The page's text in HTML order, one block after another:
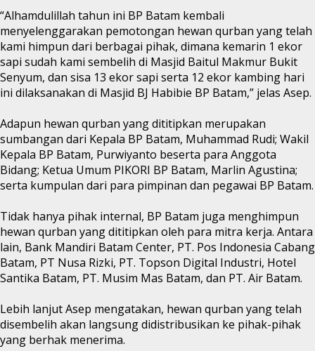
“Alhamdulillah tahun ini BP Batam kembali
menyelenggarakan pemotongan hewan qurban yang telah
kami himpun dari berbagai pihak, dimana kemarin 1 ekor
sapi sudah kami sembelih di Masjid Baitul Makmur Bukit
Senyum, dan sisa 13 ekor sapi serta 12 ekor kambing hari
ini dilaksanakan di Masjid BJ Habibie BP Batam,” jelas Asep.
Adapun hewan qurban yang dititipkan merupakan
sumbangan dari Kepala BP Batam, Muhammad Rudi; Wakil
Kepala BP Batam, Purwiyanto beserta para Anggota
Bidang; Ketua Umum PIKORI BP Batam, Marlin Agustina;
serta kumpulan dari para pimpinan dan pegawai BP Batam.
Tidak hanya pihak internal, BP Batam juga menghimpun
hewan qurban yang dititipkan oleh para mitra kerja. Antara
lain, Bank Mandiri Batam Center, PT. Pos Indonesia Cabang
Batam, PT Nusa Rizki, PT. Topson Digital Industri, Hotel
Santika Batam, PT. Musim Mas Batam, dan PT. Air Batam.
Lebih lanjut Asep mengatakan, hewan qurban yang telah
disembelih akan langsung didistribusikan ke pihak-pihak
yang berhak menerima.